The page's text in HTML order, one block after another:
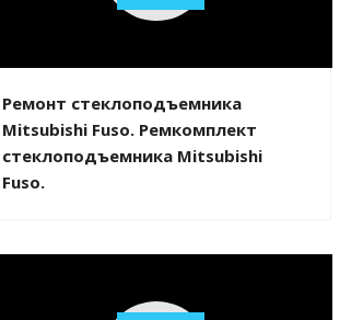
Ремонт стеклоподъемника
Mitsubishi Fuso. Ремкомплект
стеклоподъемника Mitsubishi
Fuso.